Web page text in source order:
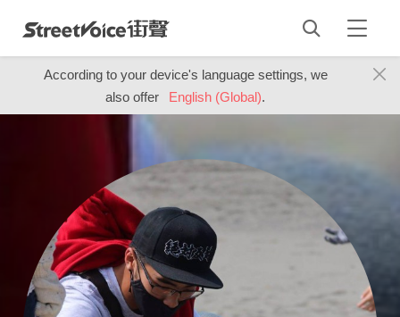
According to your device's language settings, we
also offer
English (Global).